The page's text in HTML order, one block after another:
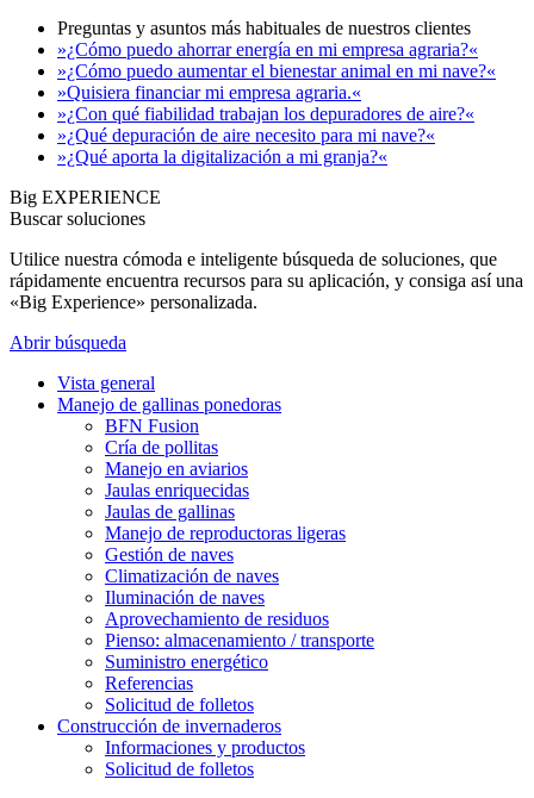
Preguntas y asuntos más habituales de nuestros clientes
»¿Cómo puedo ahorrar energía en mi empresa agraria?«
»¿Cómo puedo aumentar el bienestar animal en mi nave?«
»Quisiera financiar mi empresa agraria.«
»¿Con qué fiabilidad trabajan los depuradores de aire?«
»¿Qué depuración de aire necesito para mi nave?«
»¿Qué aporta la digitalización a mi granja?«
Big EXPERIENCE
Buscar soluciones
Utilice nuestra cómoda e inteligente búsqueda de soluciones, que
rápidamente encuentra recursos para su aplicación, y consiga así una
«Big Experience» personalizada.
Abrir búsqueda
Vista general
Manejo de gallinas ponedoras
BFN Fusion
Cría de pollitas
Manejo en aviarios
Jaulas enriquecidas
Jaulas de gallinas
Manejo de reproductoras ligeras
Gestión de naves
Climatización de naves
Iluminación de naves
Aprovechamiento de residuos
Pienso: almacenamiento / transporte
Suministro energético
Referencias
Solicitud de folletos
Construcción de invernaderos
Informaciones y productos
Solicitud de folletos